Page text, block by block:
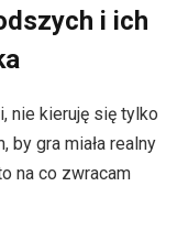
i ich
nie kieruję się tylko
by gra miała realny
na co zwracam